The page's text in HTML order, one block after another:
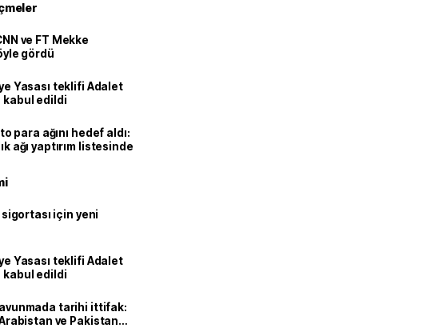
ve FT Mekke
gördü
Yasası teklifi Adalet
kabul edildi
para ağını hedef aldı:
ağı yaptırım listesinde
için yeni
Yasası teklifi Adalet
kabul edildi
tarihi ittifak:
ve Pakistan